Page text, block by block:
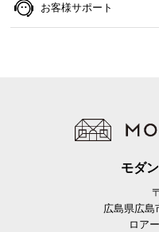
お客様サポート
モダ
広島県広島
ロア